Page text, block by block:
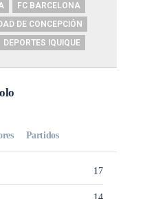
FC BARCELONA
DE CONCEPCIÓN
DEPORTES IQUIQUE